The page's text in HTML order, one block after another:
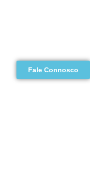
Fale Connosco